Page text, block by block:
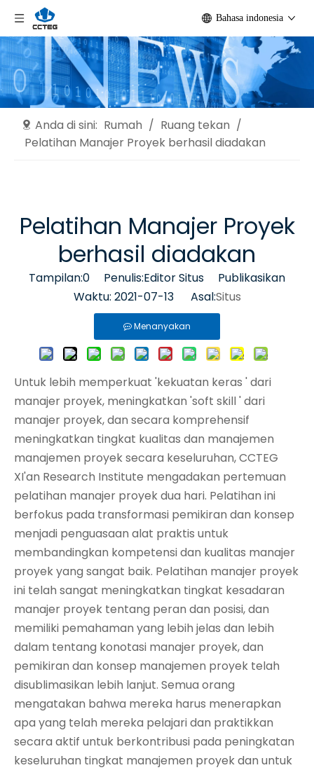
Bahasa indonesia
Anda di sini: Rumah / Ruang tekan /
Pelatihan Manajer Proyek berhasil diadakan
Pelatihan Manajer Proyek
berhasil diadakan
Tampilan:0 Penulis:Editor Situs Publikasikan
Waktu: 2021-07-13 Asal:Situs
Menanyakan
Untuk lebih memperkuat 'kekuatan keras ' dari
manajer proyek, meningkatkan 'soft skill ' dari
manajer proyek, dan secara komprehensif
meningkatkan tingkat kualitas dan manajemen
manajemen proyek secara keseluruhan, CCTEG
XI'an Research Institute mengadakan pertemuan
pelatihan manajer proyek dua hari. Pelatihan ini
berfokus pada transformasi pemikiran dan konsep
menjadi penguasaan alat praktis untuk
membandingkan kompetensi dan kualitas manajer
proyek yang sangat baik. Pelatihan manajer proyek
ini telah sangat meningkatkan tingkat kesadaran
manajer proyek tentang peran dan posisi, dan
memiliki pemahaman yang lebih jelas dan lebih
dalam tentang konotasi manajer proyek, dan
pemikiran dan konsep manajemen proyek telah
disublimasikan lebih lanjut. Semua orang
mengatakan bahwa mereka harus menerapkan
apa yang telah mereka pelajari dan praktikkan
secara aktif untuk berkontribusi pada peningkatan
keseluruhan tingkat manajemen proyek dan untuk